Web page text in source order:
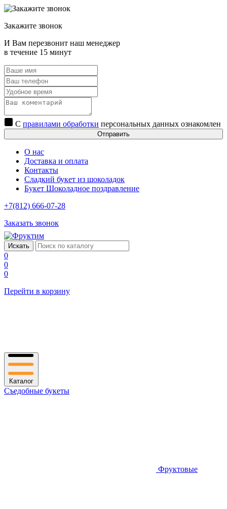
Закажите звонок
И Вам перезвонит наш менеджер
в течение 15 минут
С правилами обработки персональных данных ознакомлен
Отправить
О нас
Доставка и оплата
Контакты
Сладкий букет из шоколадок
Букет Шоколадное поздравление
+7(812) 666-07-28
Заказать звонок
0
0
0
Перейти в корзину
Каталог
Съедобные букеты
Фруктовые